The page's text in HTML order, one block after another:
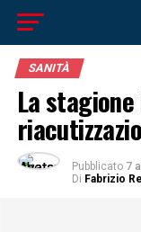
SANITÀ
La
Pubblicato 7
Di Fabrizio